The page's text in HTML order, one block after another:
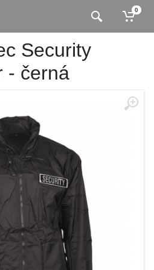
0
Security
- černá